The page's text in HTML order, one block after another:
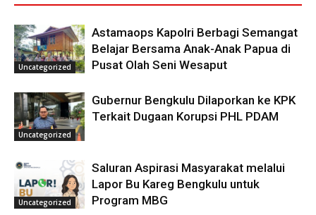
Uncategorized
Astamaops Kapolri Berbagi Semangat
Belajar Bersama Anak-Anak Papua di
Pusat Olah Seni Wesaput
Uncategorized
Gubernur Bengkulu Dilaporkan ke KPK
Terkait Dugaan Korupsi PHL PDAM
Uncategorized
Saluran Aspirasi Masyarakat melalui
Lapor Bu Kareg Bengkulu untuk
Program MBG